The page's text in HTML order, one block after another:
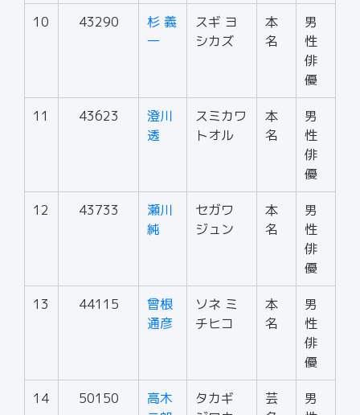
10 43290
杉 義
一
スギ ヨ
シカズ
本
名
男
性
俳
優
11 43623
澄川
透
スミカワ
トオル
本
名
男
性
俳
優
12 43733
瀬川
純
セガワ
ジュン
本
名
男
性
俳
優
13 44115
曾根
通彦
ソネ ミ
チヒコ
本
名
男
性
俳
優
14 50150
高木
タカギ
芸
男